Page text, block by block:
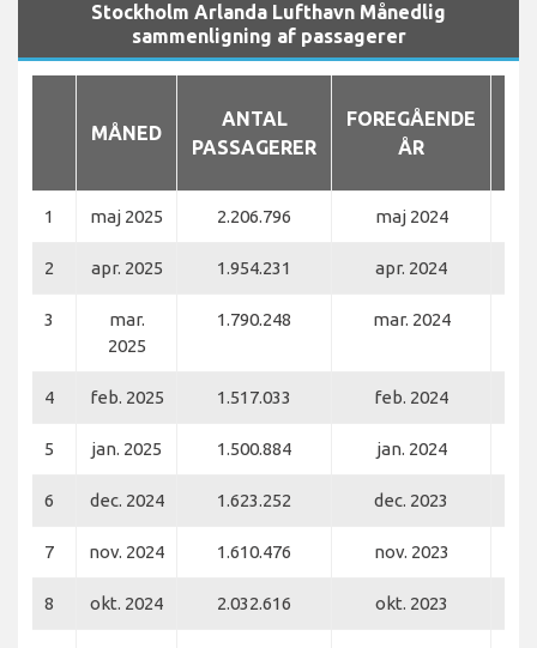
Stockholm Arlanda Lufthavn Månedlig
sammenligning af passagerer
MÅNED
ANTAL
PASSAGERER
FOREGÅENDE
ÅR
1 maj 2025 2.206.796 maj 2024
2 apr. 2025 1.954.231 apr. 2024
3
mar.
2025
1.790.248 mar. 2024
4 feb. 2025 1.517.033 feb. 2024
5 jan. 2025 1.500.884 jan. 2024
6 dec. 2024 1.623.252 dec. 2023
7 nov. 2024 1.610.476 nov. 2023
8 okt. 2024 2.032.616 okt. 2023